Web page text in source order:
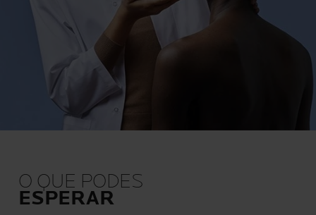
O QUE PODES
ESPERAR